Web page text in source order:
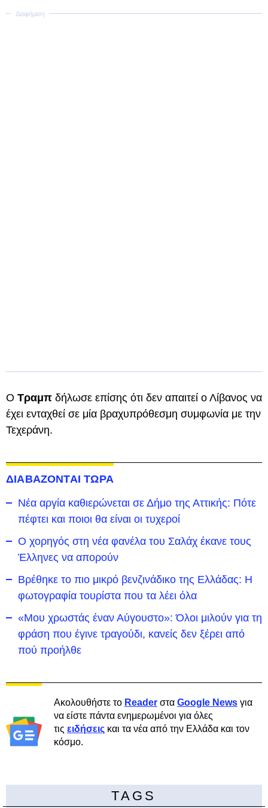
Ο Τραμπ δήλωσε επίσης ότι δεν απαιτεί ο Λίβανος να
έχει ενταχθεί σε μία βραχυπρόθεσμη συμφωνία με την
Τεχεράνη.
ΔΙΑΒΑΖΟΝΤΑΙ ΤΩΡΑ
Νέα αργία καθιερώνεται σε Δήμο της Αττικής: Πότε
πέφτει και ποιοι θα είναι οι τυχεροί
Ο χορηγός στη νέα φανέλα του Σαλάχ έκανε τους
Έλληνες να απορούν
Βρέθηκε το πιο μικρό βενζινάδικο της Ελλάδας: Η
φωτογραφία τουρίστα που τα λέει όλα
«Μου χρωστάς έναν Αύγουστο»: Όλοι μιλούν για τη
φράση που έγινε τραγούδι, κανείς δεν ξέρει από
πού προήλθε
Ακολουθήστε το Reader στα Google News για
να είστε πάντα ενημερωμένοι για όλες
τις ειδήσεις και τα νέα από την Ελλάδα και τον
κόσμο.
TAGS